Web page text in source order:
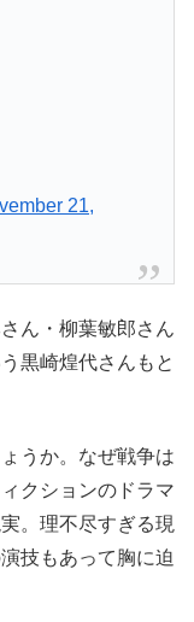
21,
ん・柳葉敏郎さん
黒崎煌代さんもと
うか。なぜ戦争は
クションのドラマ
。理不尽すぎる現
技もあって胸に迫